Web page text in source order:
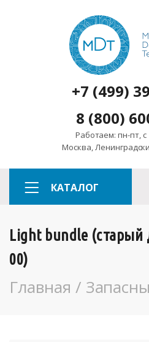
+7 (499)
8 (800)
Работаем: пн-пт, с
Москва,
КАТАЛОГ
Light bundle (старый
00)
Главная /